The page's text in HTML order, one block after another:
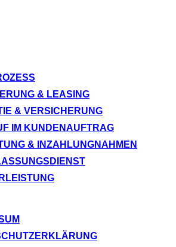
& LEASING
& VERSICHERUNG
IM KUNDENAUFTRAG
& INZAHLUNGNAHMEN